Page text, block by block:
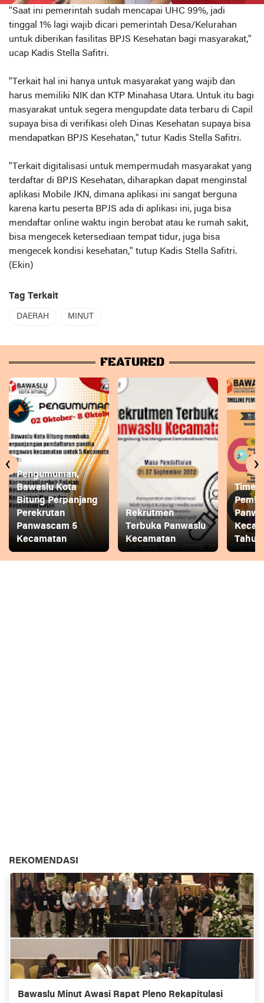
"Saat ini pemerintah sudah mencapai UHC 99%, jadi
tinggal 1% lagi wajib dicari pemerintah Desa/Kelurahan
untuk diberikan fasilitas BPJS Kesehatan bagi masyarakat,"
ucap Kadis Stella Safitri.
"Terkait hal ini hanya untuk masyarakat yang wajib dan
harus memiliki NIK dan KTP Minahasa Utara. Untuk itu bagi
masyarakat untuk segera mengupdate data terbaru di Capil
supaya bisa di verifikasi oleh Dinas Kesehatan supaya bisa
mendapatkan BPJS Kesehatan," tutur Kadis Stella Safitri.
"Terkait digitalisasi untuk mempermudah masyarakat yang
terdaftar di BPJS Kesehatan, diharapkan dapat menginstal
aplikasi Mobile JKN, dimana aplikasi ini sangat berguna
karena kartu peserta BPJS ada di aplikasi ini, juga bisa
mendaftar online waktu ingin berobat atau ke rumah sakit,
bisa mengecek ketersediaan tempat tidur, juga bisa
mengecek kondisi kesehatan," tutup Kadis Stella Safitri.
(Ekin)
Tag Terkait
DAERAH MINUT
FEATURED
Pengumuman,
Bawaslu Kota
Bitung Perpanjang
Perekrutan
Panwascam 5
Kecamatan
Rekrutmen
Terbuka Panwaslu
Kecamatan
Tahun
‹ ›
REKOMENDASI
Bawaslu Minut Awasi Rapat Pleno Rekapitulasi